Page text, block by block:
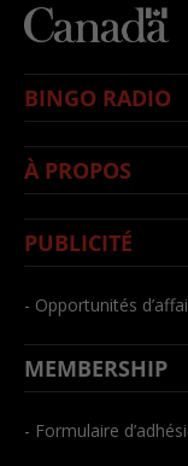
BINGO RADIO
À PROPOS
PUBLICITÉ
- Opportunités
MEMBERSHIP
- Formulaire